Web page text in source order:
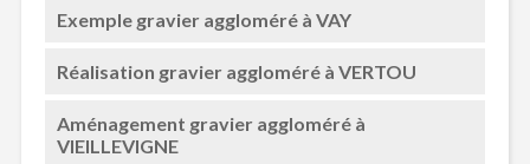
Exemple gravier aggloméré à VAY
Réalisation gravier aggloméré à VERTOU
Aménagement gravier aggloméré à
VIEILLEVIGNE